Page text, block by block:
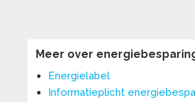
Meer over
Energielabel
Informatieplicht